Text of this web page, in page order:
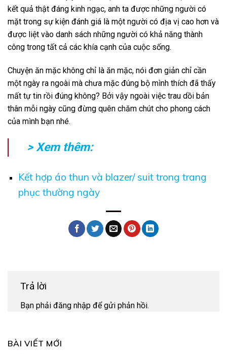
BÀI VIẾT MỚI
kết quả thật đáng kinh ngạc, anh ta được những người có
mặt trong sự kiện đánh giá là một người có địa vị cao hơn và
được liệt vào danh sách những người có khả năng thành
công trong tất cả các khía cạnh của cuộc sống.
Chuyện ăn mặc không chỉ là ăn mặc, nói đơn giản chỉ cần
một ngày ra ngoài mà chưa mặc đúng bộ mình thích đã thấy
mất tự tin rồi đúng không? Bởi vậy ngoài việc trau dồi bản
thân mỗi ngày cũng đừng quên chăm chút cho phong cách
của mình bạn nhé.
> Xem thêm:
Kết hợp áo thun và blazer/ suit trong trang
phục thường ngày
Trả lời
Bạn phải đăng nhập để gửi phản hồi.